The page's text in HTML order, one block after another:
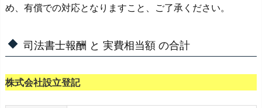
め、有償での対応となりますこと、ご了承ください。
司法書士報酬 と 実費相当額 の合計
株式会社設立登記